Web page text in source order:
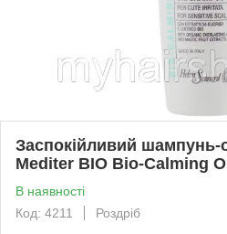
Заспокійливий шампунь-
Mediter BIO Bio-Calming
В наявності
Код: 4211
Роздріб